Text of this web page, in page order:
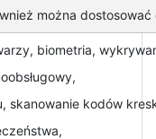
można
biometria,
skanowanie kodów